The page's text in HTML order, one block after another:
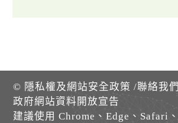
© 隱私權及網站安全政策 /聯絡我們
政府網站資料開放宣告
建議使用 Chrome、Edge、Safari